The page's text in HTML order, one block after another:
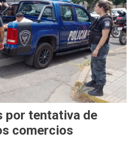
por tentativa de
comercios